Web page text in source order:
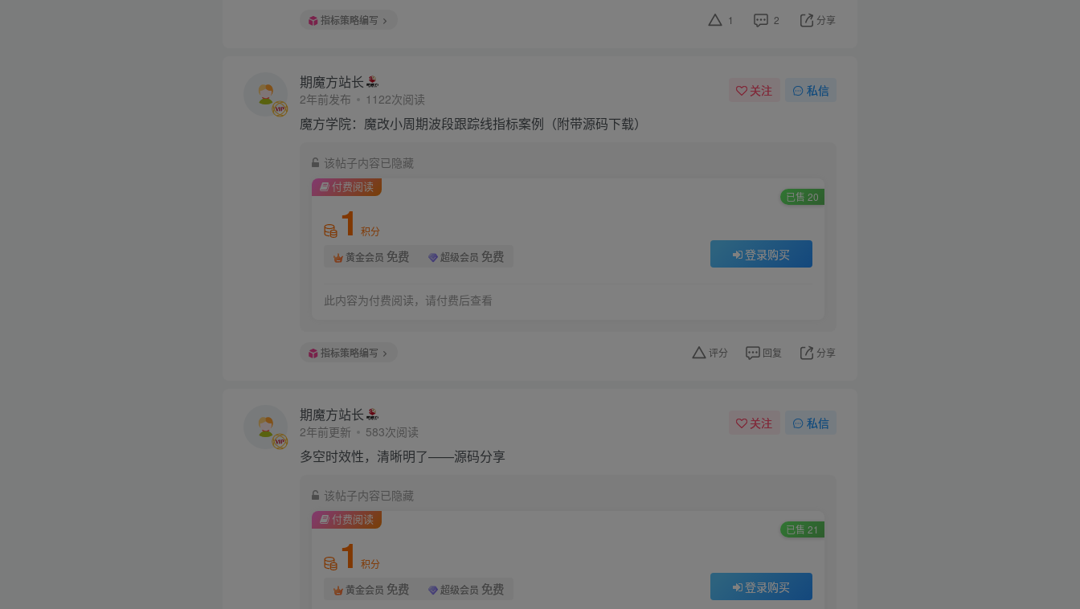
指标策略编写 1 2 分享
期魔方站长
2年前发布 1122次阅读
关注 私信
魔方学院：魔改小周期波段跟踪线指标案例（附带源码下载）
该帖子内容已隐藏
付费阅读
已售 20
1 积分
黄金会员 免费 超级会员 免费 登录购买
此内容为付费阅读，请付费后查看
指标策略编写 评分 回复 分享
期魔方站长
2年前更新 583次阅读
关注 私信
多空时效性，清晰明了——源码分享
该帖子内容已隐藏
付费阅读
已售 21
1 积分
黄金会员 免费 超级会员 免费 登录购买